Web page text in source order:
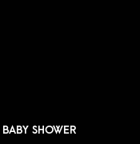
BABY SHOWER